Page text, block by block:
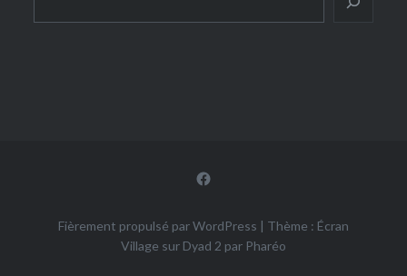
Facebook
Fièrement propulsé par WordPress | Thème : Écran
Village sur Dyad 2 par Pharéo